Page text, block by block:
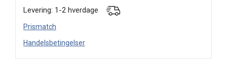
Levering: 1-2 hverdage
Prismatch
Handelsbetingelser